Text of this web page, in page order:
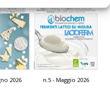
2026 n.5 - Maggio 2026